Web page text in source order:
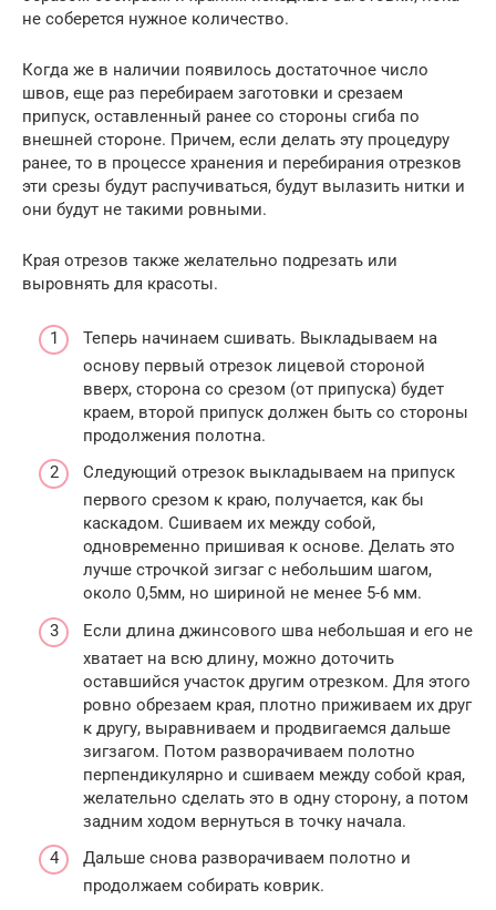
не соберется нужное количество.
Когда же в наличии появилось достаточное число
швов, еще раз перебираем заготовки и срезаем
припуск, оставленный ранее со стороны сгиба по
внешней стороне. Причем, если делать эту процедуру
ранее, то в процессе хранения и перебирания отрезков
эти срезы будут распучиваться, будут вылазить нитки и
они будут не такими ровными.
Края отрезов также желательно подрезать или
выровнять для красоты.
Теперь начинаем сшивать. Выкладываем на
основу первый отрезок лицевой стороной
вверх, сторона со срезом (от припуска) будет
краем, второй припуск должен быть со стороны
продолжения полотна.
Следующий отрезок выкладываем на припуск
первого срезом к краю, получается, как бы
каскадом. Сшиваем их между собой,
одновременно пришивая к основе. Делать это
лучше строчкой зигзаг с небольшим шагом,
около 0,5мм, но шириной не менее 5-6 мм.
Если длина джинсового шва небольшая и его не
хватает на всю длину, можно доточить
оставшийся участок другим отрезком. Для этого
ровно обрезаем края, плотно приживаем их друг
к другу, выравниваем и продвигаемся дальше
зигзагом. Потом разворачиваем полотно
перпендикулярно и сшиваем между собой края,
желательно сделать это в одну сторону, а потом
задним ходом вернуться в точку начала.
Дальше снова разворачиваем полотно и
продолжаем собирать коврик.